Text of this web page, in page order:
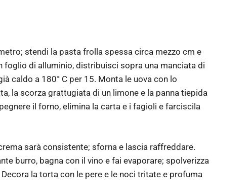
stendi la pasta frolla spessa circa mezzo cm e
di alluminio, distribuisci sopra una manciata di
caldo a 180° C per 15. Monta le uova con lo
la scorza grattugiata di un limone e la panna tiepida
il forno, elimina la carta e i fagioli e farciscila
sarà consistente; sforna e lascia raffreddare.
burro, bagna con il vino e fai evaporare; spolverizza
la torta con le pere e le noci tritate e profuma